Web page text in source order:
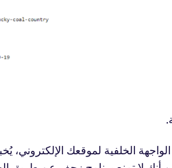
الخلفية لموقعك الإلكتروني،